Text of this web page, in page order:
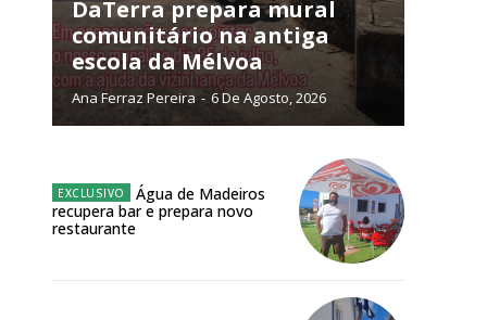
ANUAL
online
Exclusivos para
DaTerra prepara mural
comunitário na antiga
escola da Mélvoa
Ana Ferraz Pereira - 6 De Agosto, 2026
Água de Madeiros
recupera bar e prepara novo
restaurante